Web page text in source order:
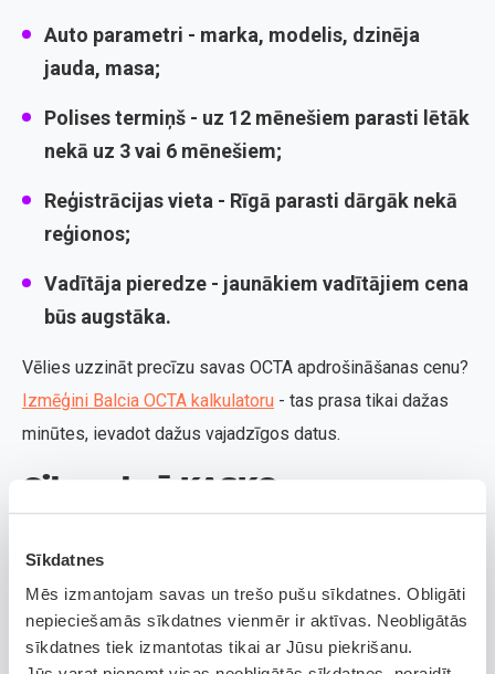
Sīkdatnes
Mēs izmantojam savas un trešo pušu sīkdatnes. Obligāti
nepieciešamās sīkdatnes vienmēr ir aktīvas. Neobligātās
sīkdatnes tiek izmantotas tikai ar Jūsu piekrišanu.
Auto parametri - marka, modelis, dzinēja
jauda, masa;
Polises termiņš - uz 12 mēnešiem parasti lētāk
nekā uz 3 vai 6 mēnešiem;
Reģistrācijas vieta - Rīgā parasti dārgāk nekā
reģionos;
Vadītāja pieredze - jaunākiem vadītājiem cena
būs augstāka.
Vēlies uzzināt precīzu savas OCTA apdrošināšanas cenu?
Izmēģini Balcia OCTA kalkulatoru - tas prasa tikai dažas
minūtes, ievadot dažus vajadzīgos datus.
Cik maksā KASKO
apdrošināšana?
KASKO ir brīvprātīgā apdrošināšana, kas sniedz
aizsardzību tur, kur OCTA to nedara. Tā sedz sava
transportlīdzekļa bojājumus un aizsargā pret dažādiem